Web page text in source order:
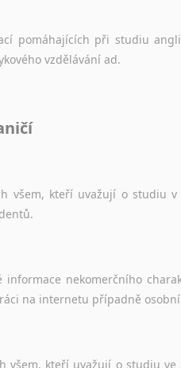
pomáhajících při studiu
vzdělávání ad.
všem, kteří uvažují o studiu v
informace nekomerčního
na internetu případně osobní
všem, kteří uvažují o studiu ve